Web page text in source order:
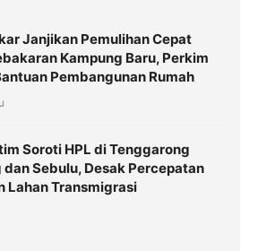
Janjikan Pemulihan Cepat
Kampung Baru, Perkim
Pembangunan Rumah
Soroti HPL di Tenggarong
Sebulu, Desak Percepatan
Lahan Transmigrasi